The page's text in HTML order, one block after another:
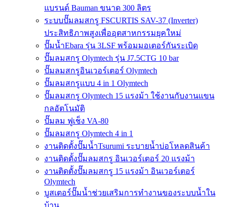
แบรนด์ Bauman ขนาด 300 ลิตร
ระบบปั๊มลมสกรู FSCURTIS SAV-37 (Inverter)
ประสิทธิภาพสูงเพื่ออุตสาหกรรมยุคใหม่
ปั๊มน้ำEbara รุ่น 3LSF พร้อมมอเตอร์กันระเบิด
ปั๊มลมสกรู Olymtech รุ่น J7.5CTG 10 bar
ปั๊มลมสกรูอินเวอร์เตอร์ Olymtech
ปั๊มลมสกรูแบบ 4 in 1 Olymtech
ปั๊มลมสกรู Olymtech 15 แรงม้า ใช้งานกับงานแขน
กลอัตโนมัติ
ปั๊มลม ฟูเช็ง VA-80
ปั๊มลมสกรู Olymtech 4 in 1
งานติดตั้งปั๊มน้ำTsurumi ระบายน้ำบ่อโหลดสินค้า
งานติดตั้งปั๊มลมสกรู อินเวอร์เตอร์ 20 แรงม้า
งานติดตั้งปั๊มลมสกรู 15 แรงม้า อินเวอร์เตอร์
Olymtech
บูสเตอร์ปั๊มน้ำช่วยเสริมการทำงานของระบบน้ำใน
บ้าน